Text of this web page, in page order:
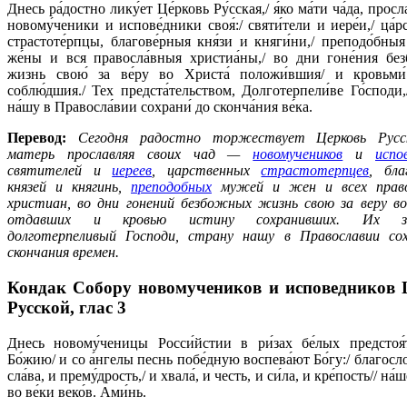
Днесь ра́достно лику́ет Це́рковь Ру́сская,/ я́ко ма́ти ча́да,
новому́ченики и испове́дники своя́:/ святи́тели и иере́и,/
страстоте́рпцы, благове́рныя кня́зи и княги́ни,/
же́ны и вся правосла́вныя христиа́ны,/ во дни гоне́ния
жизнь свою́ за ве́ру во Христа́ положи́вшия/ и
соблю́дшия./ Тех предста́тельством, Долготерпели́ве
на́шу в Правосла́вии сохрани́ до сконча́ния ве́ка.
Перевод:
Сегодня радостно торжествует Церковь
матерь прославляя своих чад —
новомучеников и
святителей и
иереев , царственных страстотерпцев ,
князей и княгинь,
преподобных
мужей и жен и всех
христиан, во дни гонений безбожных жизнь свою за веру
отдавших и кровью истину сохранивших. Их
долготерпеливый Господи, страну нашу в Православии
скончания времен.
Кондак Собору новомучеников и исповедников
Русской, глас 3
Днесь новому́ченицы Росси́йстии в ри́зах бе́лых
Бо́жию/ и со а́нгелы песнь побе́дную воспева́ют Бо́гу:/
сла́ва, и прему́дрость,/ и хвала́, и честь, и си́ла, и кре́пость//
во ве́ки веко́в. Ами́нь.